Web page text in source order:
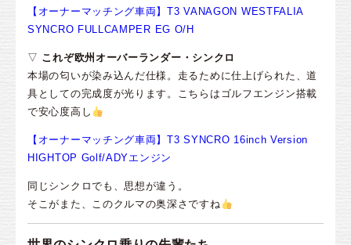
【オーナーマッチング車両】T3 VANAGON WESTFALIA
SYNCRO FULLCAMPER EG O/H
▽ これぞ欧州オーバーランダー・シンクロ
本場の匂いが染み込んだ仕様。走るために仕上げられた、道
具としての完成度が光ります。こちらはゴルフエンジン搭載
で安心度高し
【オーナーマッチング車両】T3 SYNCRO 16inch Version
HIGHTOP Golf/ADYエンジン
同じシンクロでも、思想が違う。
そこがまた、このクルマの奥深さですね